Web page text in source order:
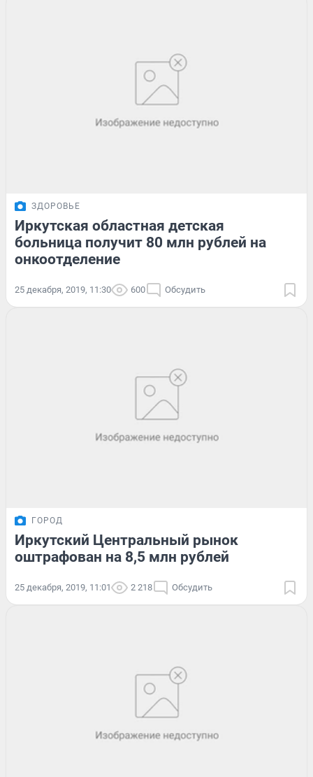
ЗДОРОВЬЕ
Иркутская областная детская
больница получит 80 млн рублей на
онкоотделение
25 декабря, 2019, 11:30 600 Обсудить
ГОРОД
Иркутский Центральный рынок
оштрафован на 8,5 млн рублей
25 декабря, 2019, 11:01 2 218 Обсудить